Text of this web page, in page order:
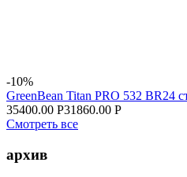
-10%
GreenBean Titan PRO 532 BR24
35400.00 Р31860.00 Р
Смотреть все
архив